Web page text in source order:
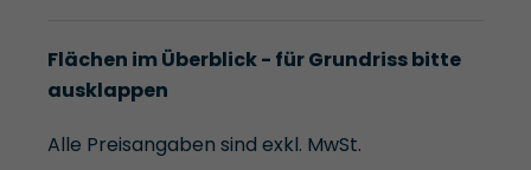
Flächen im Überblick - für Grundriss bitte
ausklappen
Alle Preisangaben sind exkl. MwSt.